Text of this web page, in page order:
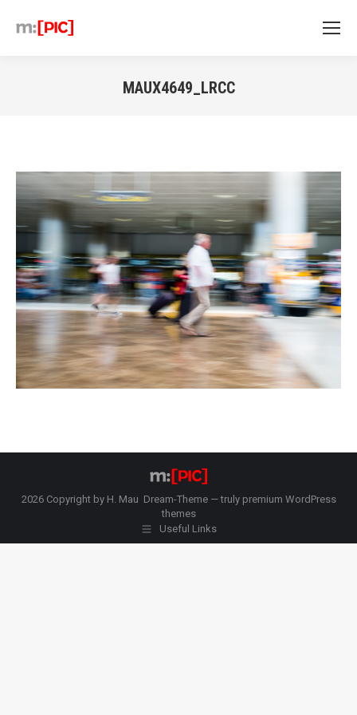
MAUX4649_LRCC
2026 Copyright by H. Mau Dream-Theme — truly premium WordPress
themes
Useful Links